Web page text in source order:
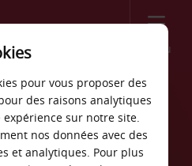
Menu
pour vous proposer des
des raisons analytiques
sur notre site.
nos données avec des
et analytiques. Pour plus